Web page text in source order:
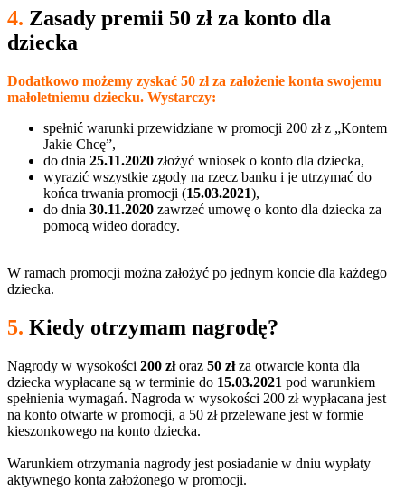
4. Zasady premii 50 zł za konto dla
dziecka
Dodatkowo możemy zyskać 50 zł za założenie konta swojemu
małoletniemu dziecku. Wystarczy:
spełnić warunki przewidziane w promocji 200 zł z „Kontem
Jakie Chcę”,
do dnia 25.11.2020 złożyć wniosek o konto dla dziecka,
wyrazić wszystkie zgody na rzecz banku i je utrzymać do
końca trwania promocji (15.03.2021),
do dnia 30.11.2020 zawrzeć umowę o konto dla dziecka za
pomocą wideo doradcy.
W ramach promocji można założyć po jednym koncie dla każdego
dziecka.
5. Kiedy otrzymam nagrodę?
Nagrody w wysokości 200 złoraz 50 złza otwarcie konta dla
dziecka wypłacane są w terminie do 15.03.2021 pod warunkiem
spełnienia wymagań. Nagroda w wysokości 200 zł wypłacana jest
na konto otwarte w promocji, a 50 zł przelewane jest w formie
kieszonkowego na konto dziecka.
Warunkiem otrzymania nagrody jest posiadanie w dniu wypłaty
aktywnego konta założonego w promocji.